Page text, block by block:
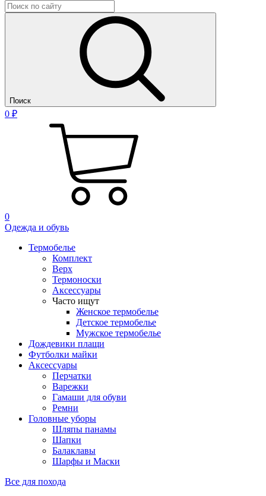
Поиск
0 ₽
0
Одежда и обувь
Термобелье
Комплект
Верх
Термоноски
Аксессуары
Часто ищут
Женское термобелье
Детское термобелье
Мужское термобелье
Дождевики плащи
Футболки майки
Аксессуары
Перчатки
Варежки
Гамаши для обуви
Ремни
Головные уборы
Шляпы панамы
Шапки
Балаклавы
Шарфы и Маски
Все для похода